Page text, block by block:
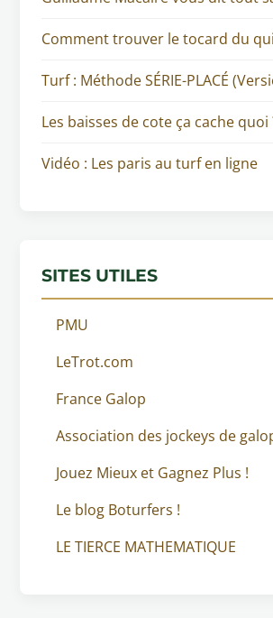
Comment trouver le tocard du
Turf : Méthode SÉRIE-PLACÉ
Les baisses de cote ça cache quoi
Vidéo : Les paris au turf en ligne
SITES UTILES
PMU
LeTrot.com
France Galop
Association des jockeys de
Jouez Mieux et Gagnez Plus !
Le blog Boturfers !
LE TIERCE MATHEMATIQUE